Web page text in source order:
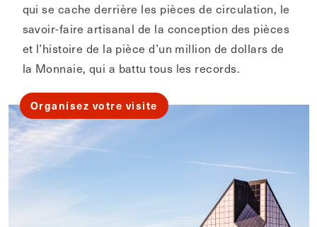
qui se cache derrière les pièces de circulation, le
savoir-faire artisanal de la conception des pièces
et l’histoire de la pièce d’un million de dollars de
la Monnaie, qui a battu tous les records.
Organisez votre visite